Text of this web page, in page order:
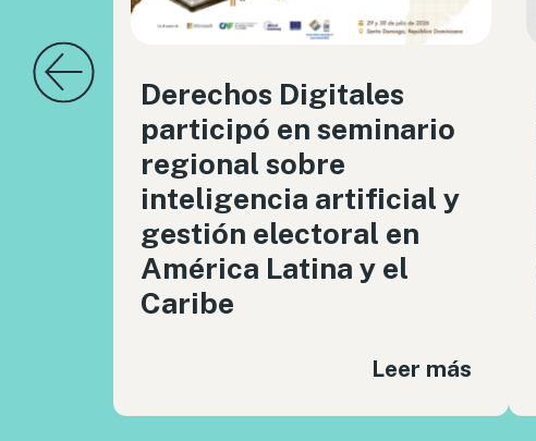
Derechos Digitales
participó en seminario
regional sobre
inteligencia artificial y
gestión electoral en
América Latina y el
Caribe
Leer más